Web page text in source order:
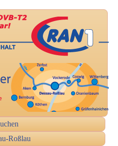
Roßlau